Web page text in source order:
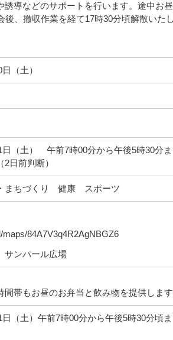
誘導などのサポートを行います。途中お昼
後、撤収作業を経て17時30分頃解散いた
（土）
日（土） 午前7時00分から午後5時30
日前判断）
まちづくり 健康 スポーツ
maps/84A7V3q4R2AgNBGZ6
ンパール広場
帯もお昼のお弁当と飲み物を提供します
日（土）午前7時00分から午後5時30分頃